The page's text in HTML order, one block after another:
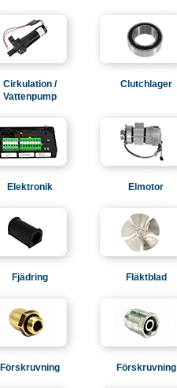
Cirkulation /
Vattenpump
Clutchlager
Elektronik Elmotor
Fjädring Fläktblad
Förskruvning Förskruvning